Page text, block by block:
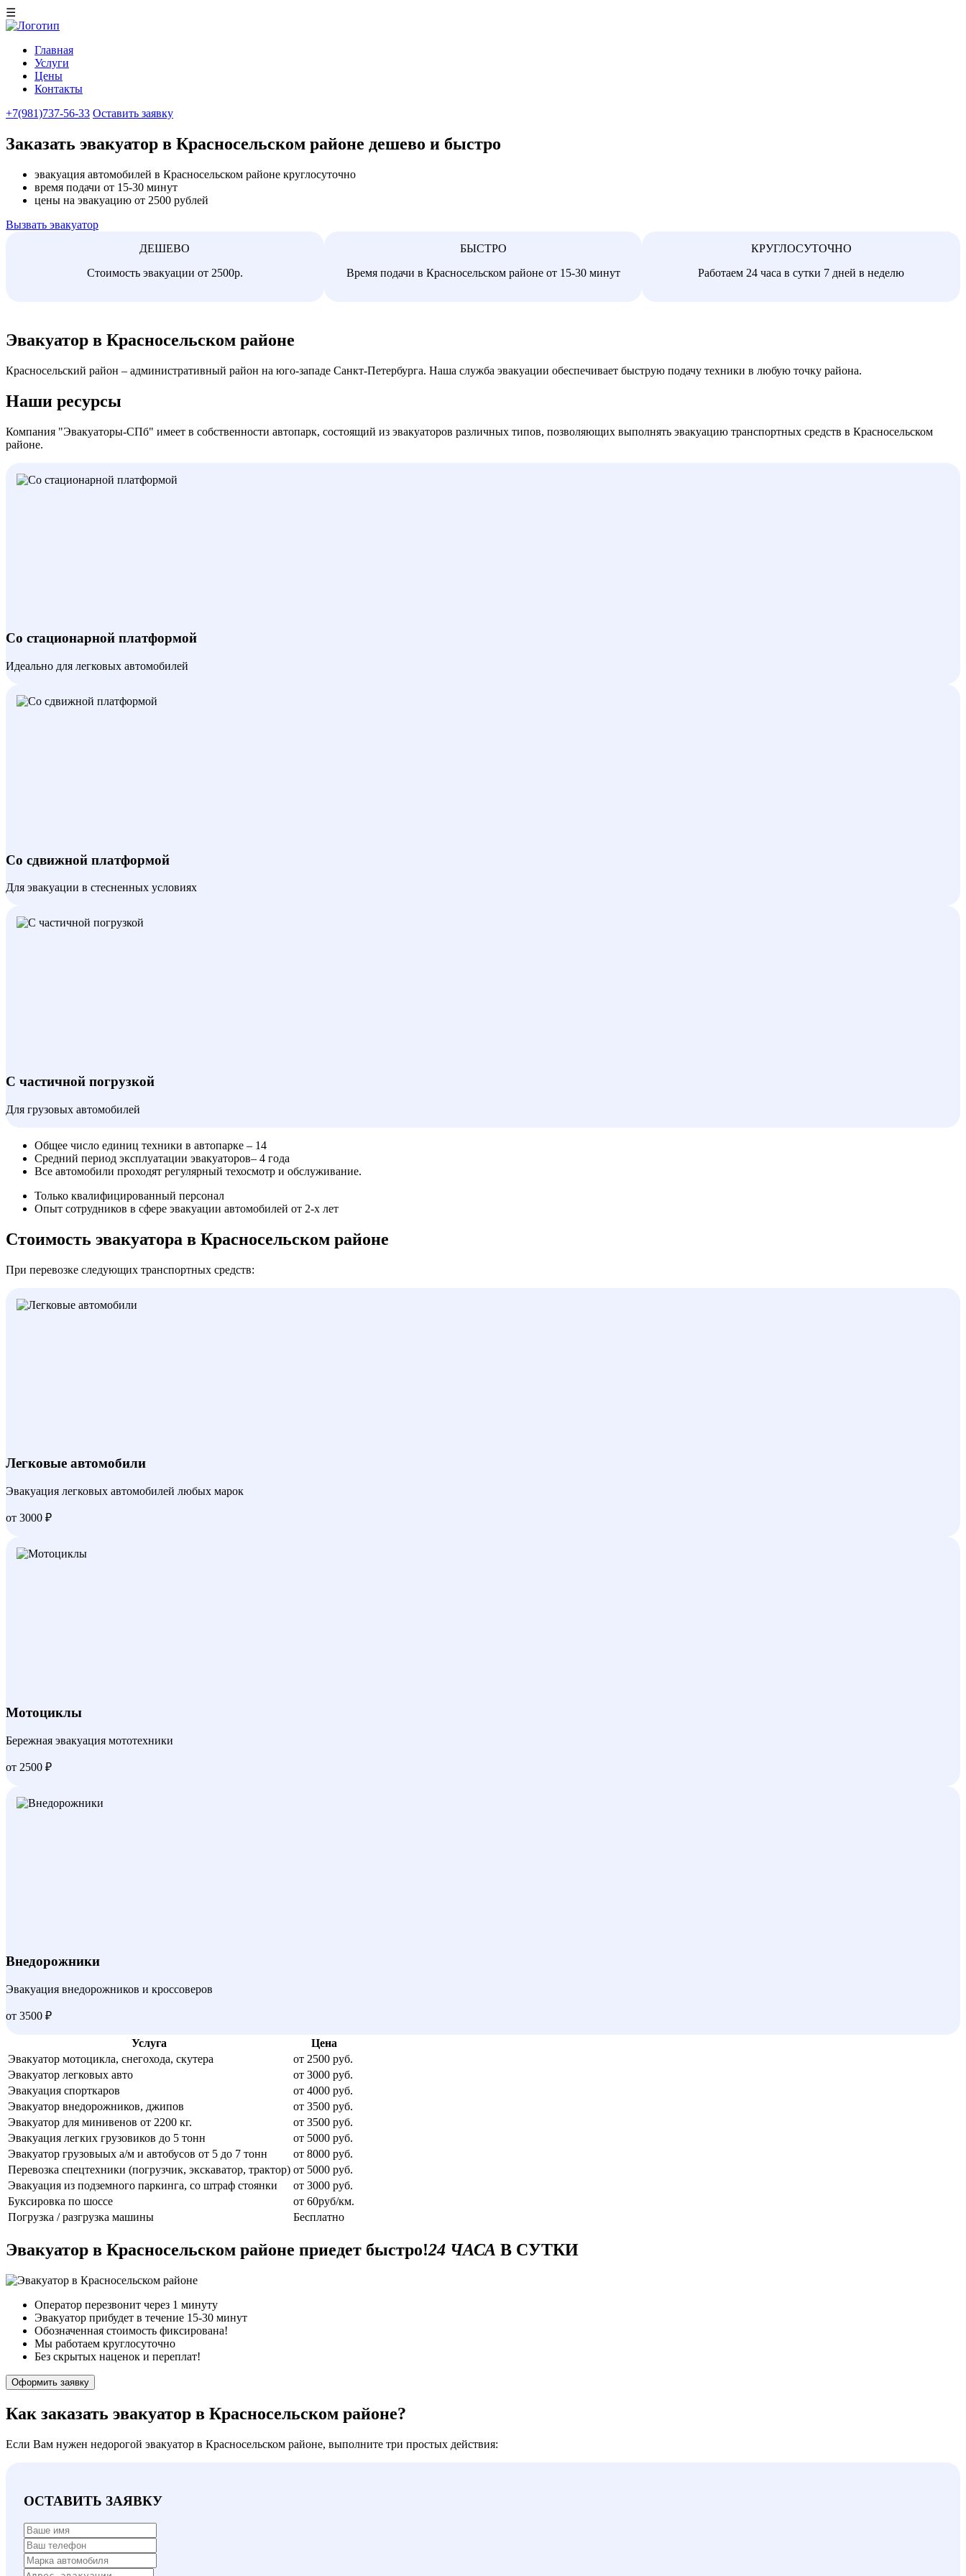
☰
Главная
Услуги
Цены
Контакты
+7(981)737-56-33 Оставить заявку
Заказать эвакуатор в Красносельском районе дешево и быстро
эвакуация автомобилей в Красносельском районе круглосуточно
время подачи от 15-30 минут
цены на эвакуацию от 2500 рублей
Вызвать эвакуатор
ДЕШЕВО
Стоимость эвакуации от 2500р.
БЫСТРО
Время подачи в Красносельском районе от 15-30 минут
КРУГЛОСУТОЧНО
Работаем 24 часа в сутки 7 дней в неделю
Эвакуатор в Красносельском районе
Красносельский район – административный район на юго-западе Санкт-Петербурга. Наша служба эвакуации обеспечивает быструю подачу техники в любую точку района.
Наши ресурсы
Компания "Эвакуаторы-СПб" имеет в собственности автопарк, состоящий из эвакуаторов различных типов, позволяющих выполнять эвакуацию транспортных средств в Красносельском
районе.
Со стационарной платформой
Идеально для легковых автомобилей
Со сдвижной платформой
Для эвакуации в стесненных условиях
С частичной погрузкой
Для грузовых автомобилей
Общее число единиц техники в автопарке – 14
Средний период эксплуатации эвакуаторов– 4 года
Все автомобили проходят регулярный техосмотр и обслуживание.
Только квалифицированный персонал
Опыт сотрудников в сфере эвакуации автомобилей от 2-х лет
Стоимость эвакуатора в Красносельском районе
При перевозке следующих транспортных средств:
Легковые автомобили
Эвакуация легковых автомобилей любых марок
от 3000 ₽
Мотоциклы
Бережная эвакуация мототехники
от 2500 ₽
Внедорожники
Эвакуация внедорожников и кроссоверов
от 3500 ₽
Услуга
Цена
Эвакуатор мотоцикла, снегохода, скутера
от 2500 руб.
Эвакуатор легковых авто
от 3000 руб.
Эвакуация спорткаров
от 4000 руб.
Эвакуатор внедорожников, джипов
от 3500 руб.
Эвакуатор для минивенов от 2200 кг.
от 3500 руб.
Эвакуация легких грузовиков до 5 тонн
от 5000 руб.
Эвакуатор грузовыых а/м и автобусов от 5 до 7 тонн
от 8000 руб.
Перевозка спецтехники (погрузчик, экскаватор, трактор) от 5000 руб.
Эвакуация из подземного паркинга, со штраф стоянки
от 3000 руб.
Буксировка по шоссе
от 60руб/км.
Погрузка / разгрузка машины
Бесплатно
Эвакуатор в Красносельском районе приедет быстро!24 ЧАСА В СУТКИ
Оператор перезвонит через 1 минуту
Эвакуатор прибудет в течение 15-30 минут
Обозначенная стоимость фиксирована!
Мы работаем круглосуточно
Без скрытых наценок и переплат!
Оформить заявку
Как заказать эвакуатор в Красносельском районе?
Если Вам нужен недорогой эвакуатор в Красносельском районе, выполните три простых действия:
ОСТАВИТЬ ЗАЯВКУ